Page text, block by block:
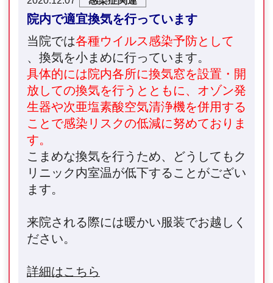
院内で適宜換気を行っています
当院では各種ウイルス感染予防として
、換気を小まめに行っています。
具体的には院内各所に換気窓を設置・開
放しての換気を行うとともに、オゾン発
生器や次亜塩素酸空気清浄機を併用する
ことで感染リスクの低減に努めておりま
す。
こまめな換気を行うため、どうしてもク
リニック内室温が低下することがござい
ます。
来院される際には暖かい服装でお越しく
ださい。
詳細はこちら